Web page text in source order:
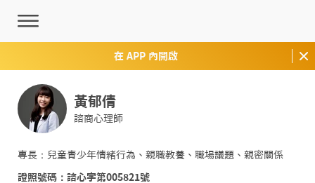
在 APP 內開啟
黃郁倩
諮商心理師
專長：兒童青少年情緒行為、親職教養、職場議題、親密關係
證照號碼：諮心字第005821號